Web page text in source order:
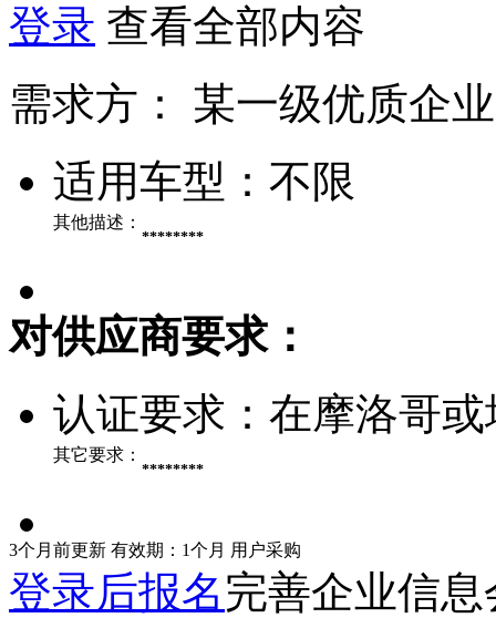
登录 查看全部内容
需求方：
某一级优质企业
适用车型： 不限
其他描述：
********
对供应商要求：
认证要求： 在摩洛哥
其它要求：
********
3个月前更新 有效期：1个月 用户采购
登录后报名完善企业信